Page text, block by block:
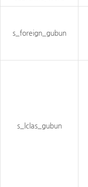
s_foreign_gubun
s_lclas_gubun